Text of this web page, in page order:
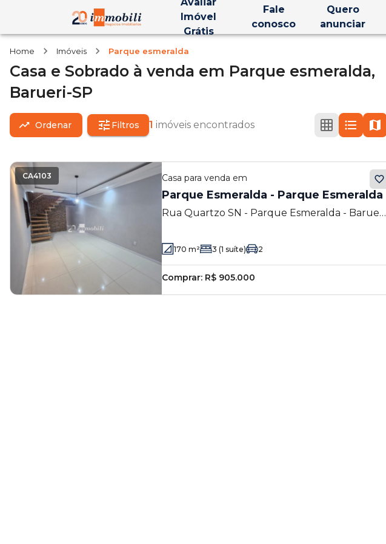
Imóvel
Grátis
Fale
conosco
Quero
anunciar
Home Imóveis Parque esmeralda
Casa e Sobrado à venda em Parque esmeralda,
Barueri-SP
Ordenar Filtros 1 imóveis encontrados
CA4103 Casa para venda em
Parque Esmeralda - Parque Esmeralda
Rua Quartzo SN - Parque Esmeralda - Barueri
170 m² 3 (1 suíte) 2
Comprar: R$ 905.000